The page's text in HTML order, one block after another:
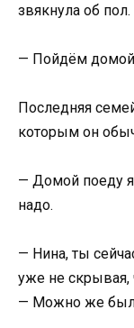
звякнула об пол.
— Пойдём домой
Последняя
которым он
— Домой поеду
надо.
— Нина, ты
уже не скрывая,
— Можно же